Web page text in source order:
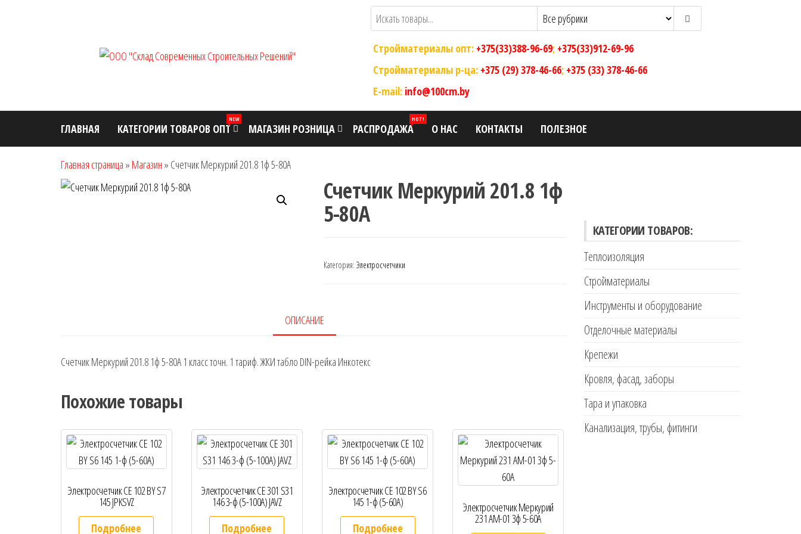
Современных
Строительных
Решений"
Стройматериалы опт: +375(33)388-96-69; +375(33)912-69-96
Стройматериалы р-ца: +375 (29) 378-46-66; +375 (33) 378-46-66
E-mail: info@100cm.by
ГЛАВНАЯ КАТЕГОРИИ ТОВАРОВ ОПТ
NEW
МАГАЗИН РОЗНИЦА РАСПРОДАЖА
HOT!
О НАС КОНТАКТЫ ПОЛЕЗНОЕ
Главная страница » Магазин » Счетчик Меркурий 201.8 1ф 5-80А
Счетчик Меркурий 201.8 1ф
5-80А
Категория: Электросчетчики
ОПИСАНИЕ
Счетчик Меркурий 201.8 1ф 5-80А 1 класс точн. 1 тариф. ЖКИ табло DIN-рейка Инкотекс
Похожие товары
Электросчетчик СЕ 102 BY S7
145 JPKSVZ
Подробнее
Электросчетчик СЕ 301 S31
146 3-ф (5-100А) JАVZ
Подробнее
Электросчетчик СЕ 102 BY S6
145 1-ф (5-60А)
Подробнее
Электросчетчик Меркурий
231 АМ-01 3ф 5-60А
КАТЕГОРИИ ТОВАРОВ:
Теплоизоляция
Стройматериалы
Инструменты и оборудование
Отделочные материалы
Крепежи
Кровля, фасад, заборы
Тара и упаковка
Канализация, трубы, фитинги